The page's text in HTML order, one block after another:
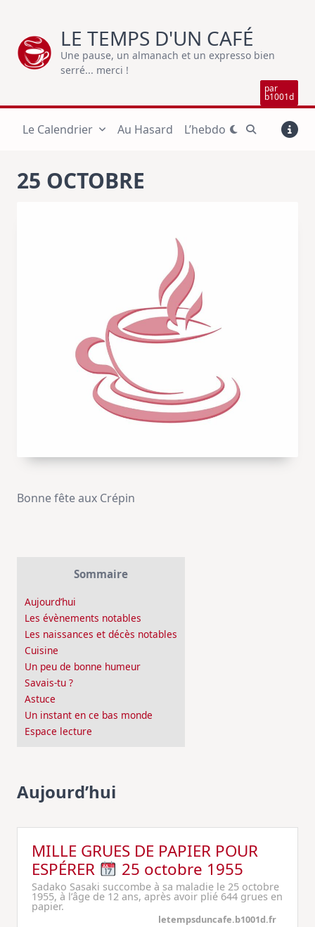
content
LE TEMPS D'UN CAFÉ
Une pause, un almanach et un expresso bien
serré... merci !
par
b1001d
Le Calendrier Au Hasard L’hebdo
25 OCTOBRE
Bonne fête aux Crépin
Sommaire
Aujourd’hui
Les évènements notables
Les naissances et décès notables
Cuisine
Un peu de bonne humeur
Savais-tu ?
Astuce
Un instant en ce bas monde
Espace lecture
Aujourd’hui
MILLE GRUES DE PAPIER POUR
ESPÉRER
25 octobre 1955
Sadako Sasaki succombe à sa maladie le 25 octobre
1955, à l’âge de 12 ans, après avoir plié 644 grues en
papier.
letempsduncafe.b1001d.fr